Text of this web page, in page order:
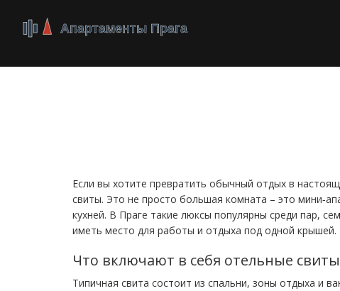
Если вы хотите превратить обычный отдых в
свиты. Это не просто большая комната – это
кухней. В Праге такие люксы популярны среди пар,
иметь место для работы и отдыха под одной крышей.
Что включают в себя отельные свиты
Типичная свита состоит из спальни, зоны отдыха и